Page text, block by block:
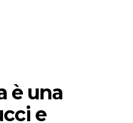
è una
e